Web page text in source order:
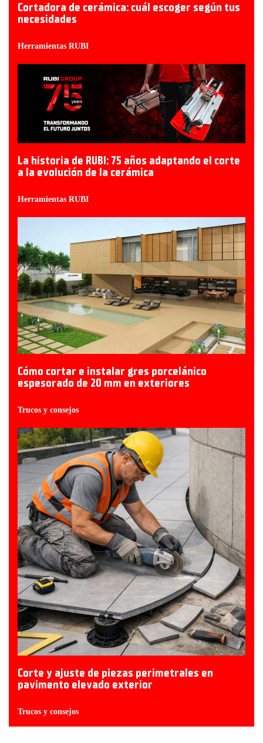
Cortadora de cerámica: cuál escoger según tus
necesidades
Herramientas RUBI
La historia de RUBI: 75 años adaptando el corte
a la evolución de la cerámica
Herramientas RUBI
Cómo cortar e instalar gres porcelánico
espesorado de 20 mm en exteriores
Trucos y consejos
Corte y ajuste de piezas perimetrales en
pavimento elevado exterior
Trucos y consejos